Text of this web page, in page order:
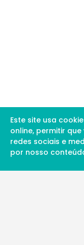
Este site usa
online, permitir
redes sociais e
por nosso